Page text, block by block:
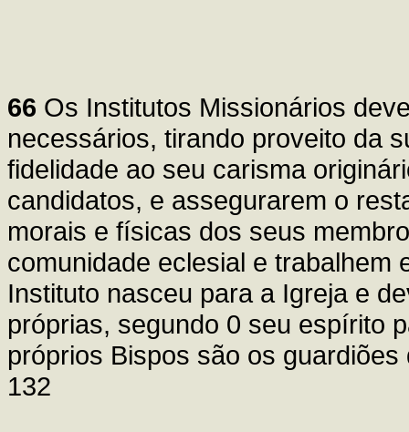
66 Os Institutos Missionários
necessários, tirando proveito da
fidelidade ao seu carisma
candidatos, e assegurarem o
morais e físicas dos seus
comunidade eclesial e trabalhem
Instituto nasceu para a Igreja e
próprias, segundo 0 seu espírito
próprios Bispos são os
132